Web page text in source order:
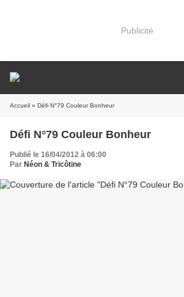
Publicité
Accueil » Défi N°79 Couleur Bonheur
Défi N°79 Couleur Bonheur
Publié le 16/04/2012 à 06:00
Par Néon & Tricôtine